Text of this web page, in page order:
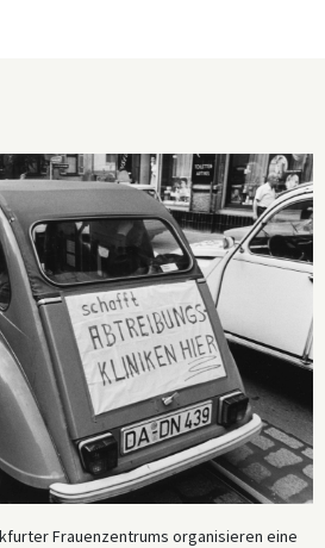
Frauenzentrums organisieren eine